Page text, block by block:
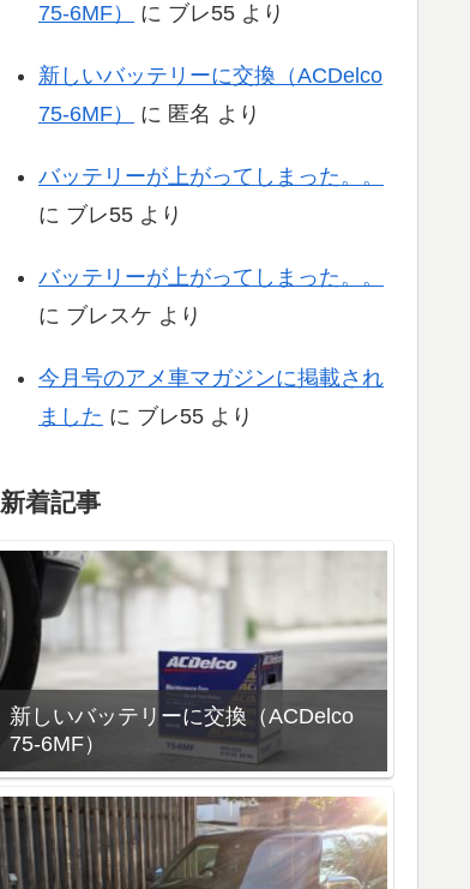
75-6MF）
に ブレ55 より
新しいバッテリーに交換（ACDelco
75-6MF）
に 匿名 より
バッテリーが上がってしまった。。
に ブレ55 より
バッテリーが上がってしまった。。
に ブレスケ より
今月号のアメ車マガジンに掲載され
ました に ブレ55 より
新着記事
新しいバッテリーに交換（ACDelco
75-6MF）